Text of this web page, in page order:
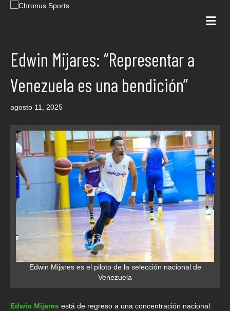
Edwin Mijares: “Representar a
Venezuela es una bendición”
agosto 11, 2025
Edwin Mijares es el piloto de la selección nacional de
Venezuela
Edwin Mijares está de regreso a una concentración nacional.